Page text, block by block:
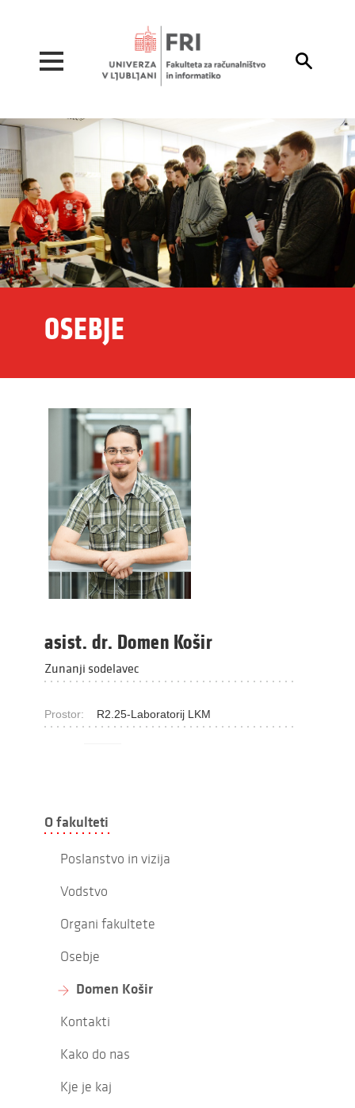

OSEBJE
asist. dr. Domen Košir
Zunanji sodelavec
Prostor: R2.25-Laboratorij LKM
O fakulteti
Poslanstvo in vizija
Vodstvo
Organi fakultete
Osebje
Domen Košir
Kontakti
Kako do nas
Kje je kaj